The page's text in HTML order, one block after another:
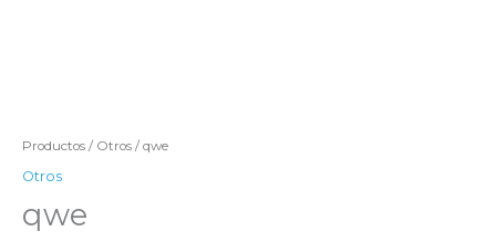
Productos / Otros / qwe
Otros
qwe